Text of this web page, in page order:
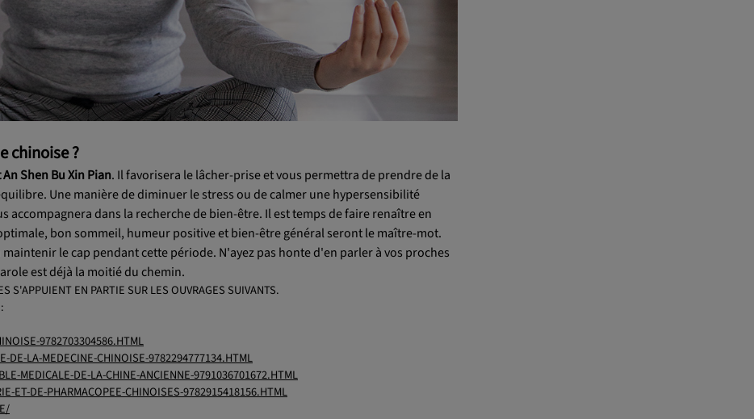
chinoise ?
Shen Bu Xin Pian. Il favorisera le lâcher-prise et vous permettra de prendre de la
Une manière de diminuer le stress ou de calmer une hypersensibilité
accompagnera dans la recherche de bien-être. Il est temps de faire renaître en
bon sommeil, humeur positive et bien-être général seront le maître-mot.
le cap pendant cette période. N'ayez pas honte d'en parler à vos proches
est déjà la moitié du chemin.
S'APPUIENT EN PARTIE SUR LES OUVRAGES SUIVANTS.
9782703304586.HTML
DE-LA-MEDECINE-CHINOISE-9782294777134.HTML
MEDICALE-DE-LA-CHINE-ANCIENNE-9791036701672.HTML
ET-DE-PHARMACOPEE-CHINOISES-9782915418156.HTML